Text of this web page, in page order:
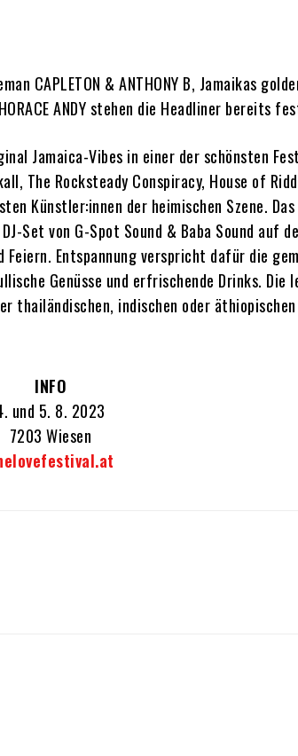
CAPLETON & ANTHONY B, Jamaikas
ANDY stehen die Headliner bereits
Jamaica-Vibes in einer der schönsten
The Rocksteady Conspiracy, House of
Künstler:innen der heimischen Szene.
Set von G-Spot Sound & Baba Sound auf
Entspannung verspricht dafür die
Genüsse und erfrischende Drinks. Die
indischen oder
INFO
und 5. 8. 2023
7203 Wiesen